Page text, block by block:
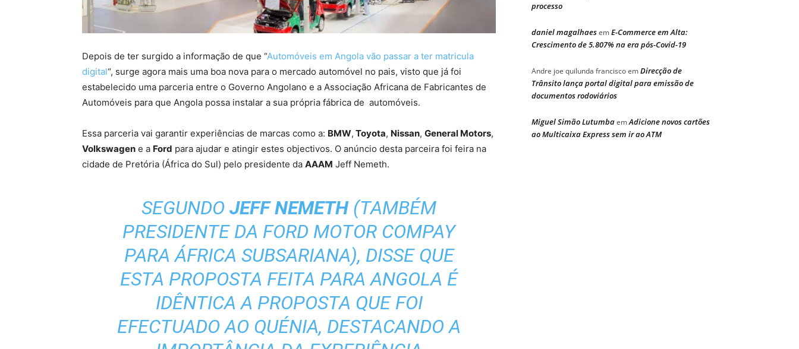
Depois de ter surgido a informação de que “Automóveis em Angola vão passar a ter matricula
digital“, surge agora mais uma boa nova para o mercado automóvel no pais, visto que já foi
estabelecido uma parceria entre o Governo Angolano e a Associação Africana de Fabricantes de
Automóveis para que Angola possa instalar a sua própria fábrica de automóveis.
Essa parceria vai garantir experiências de marcas como a: BMW, Toyota, Nissan, General Motors,
Volkswagen e a Ford para ajudar e atingir estes objectivos. O anúncio desta parceira foi feira na
cidade de Pretória (África do Sul) pelo presidente da AAAM Jeff Nemeth.
SEGUNDO JEFF NEMETH(TAMBÉM
PRESIDENTE DA FORD MOTOR COMPAY
PARA ÁFRICA SUBSARIANA), DISSE QUE
ESTA PROPOSTA FEITA PARA ANGOLA É
IDÊNTICA A PROPOSTA QUE FOI
EFECTUADO AO QUÉNIA, DESTACANDO A
processo
daniel magalhaesemE-Commerce em Alta:
Crescimento de 5.807% na era pós-Covid-19
Andre joe quilunda franciscoemDirecção de
Trânsito lança portal digital para emissão de
documentos rodoviários
Miguel Simão LutumbaemAdicione novos cartões
ao Multicaixa Express sem ir ao ATM